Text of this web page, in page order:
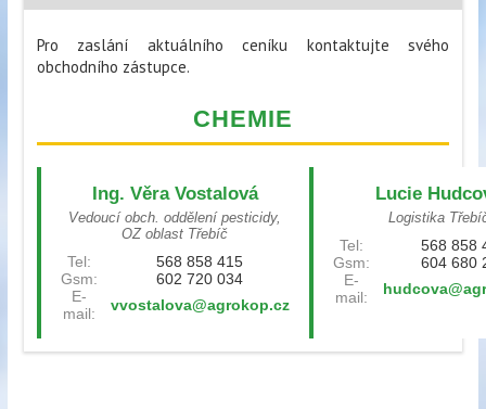
Pro zaslání aktuálního ceníku kontaktujte svého
obchodního zástupce.
CHEMIE
Ing. Věra Vostalová
Vedoucí obch. oddělení pesticidy,
OZ oblast Třebíč
Tel:
568 858 415
Gsm:
602 720 034
E-
mail:
vvostalova@agrokop.cz
Lucie
Logistika
Tel:
568 858
Gsm:
604 680
E-
mail: